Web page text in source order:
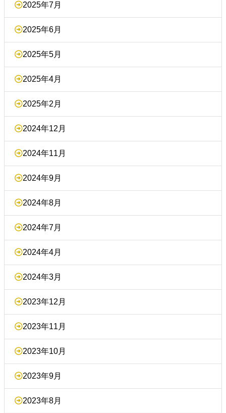
2025年7月
2025年6月
2025年5月
2025年4月
2025年2月
2024年12月
2024年11月
2024年9月
2024年8月
2024年7月
2024年4月
2024年3月
2023年12月
2023年11月
2023年10月
2023年9月
2023年8月